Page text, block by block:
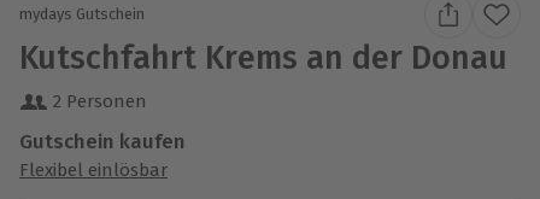
mydays Gutschein
Kutschfahrt Krems an der Donau
2 Personen
Gutschein kaufen
Flexibel einlösbar